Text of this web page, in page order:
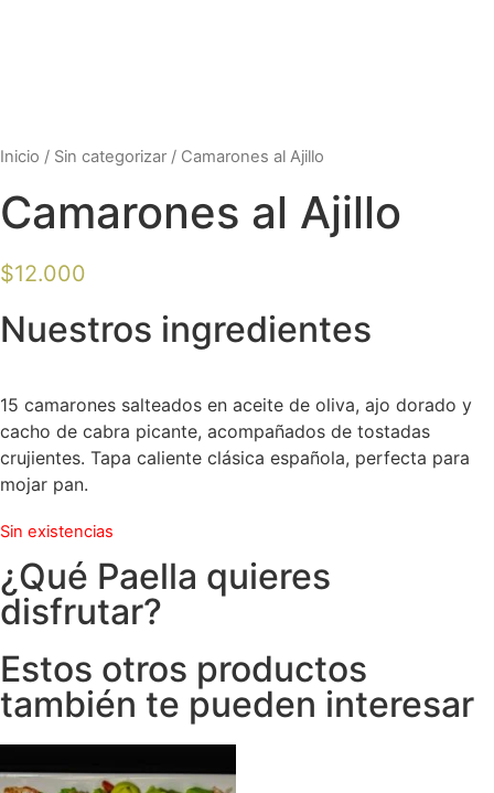
Inicio / Sin categorizar / Camarones al Ajillo
Camarones al Ajillo
$12.000
Nuestros ingredientes
15 camarones salteados en aceite de oliva, ajo dorado y
cacho de cabra picante, acompañados de tostadas
crujientes. Tapa caliente clásica española, perfecta para
mojar pan.
Sin existencias
¿Qué Paella quieres
disfrutar?
Estos otros productos
también te pueden interesar